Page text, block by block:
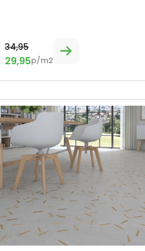
34,95
29,95p/m2